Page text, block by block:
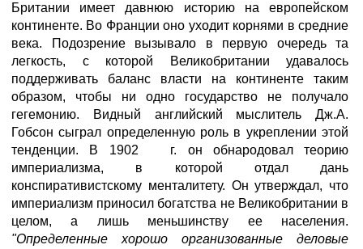
Британии имеет давнюю историю на европейском
континенте. Во Франции оно уходит корнями в средние
века. Подозрение вызывало в первую очередь та
легкость, с которой Великобритании удавалось
поддерживать баланс власти на континенте таким
образом, чтобы ни одно государство не получало
гегемонию. Видный английский мыслитель Дж.А.
Гобсон сыграл определенную роль в укреплении этой
тенденции. В 1902 г. он обнародовал теорию
империализма, в которой отдал дань
конспиративистскому менталитету. Он утверждал, что
империализм приносил богатства не Великобритании в
целом, а лишь меньшинству ее населения.
"Определенные хорошо организованные деловые